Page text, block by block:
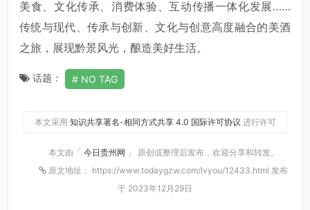
美食、文化传承、消费体验、互动传播一体化发展……
传统与现代、传承与创新、文化与创意高度融合的美酒
之旅，展现黔景风光，酿造美好生活。
话题： NO TAG
本文采用 知识共享署名-相同方式共享 4.0 国际许可协议 进行许可
本文由「 今日贵州网 」 原创或整理后发布，欢迎分享和转发。
原文地址： https://www.todaygzw.com/lvyou/12433.html 发布
于 2023年12月29日